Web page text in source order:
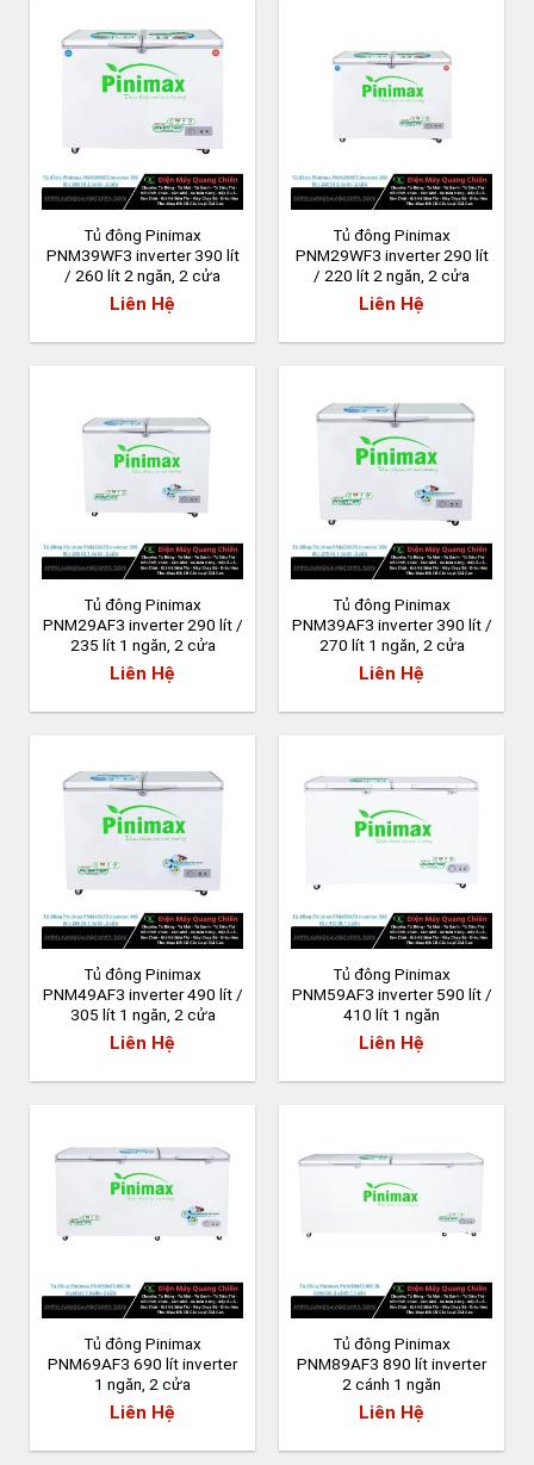
Tủ đông Pinimax
PNM39WF3 inverter 390 lít
/ 260 lít 2 ngăn, 2 cửa
Liên Hệ
Tủ đông Pinimax
PNM29WF3 inverter 290 lít
/ 220 lít 2 ngăn, 2 cửa
Liên Hệ
Tủ đông Pinimax
PNM29AF3 inverter 290 lít /
235 lít 1 ngăn, 2 cửa
Liên Hệ
Tủ đông Pinimax
PNM39AF3 inverter 390 lít /
270 lít 1 ngăn, 2 cửa
Liên Hệ
Tủ đông Pinimax
PNM49AF3 inverter 490 lít /
305 lít 1 ngăn, 2 cửa
Liên Hệ
Tủ đông Pinimax
PNM59AF3 inverter 590 lít /
410 lít 1 ngăn
Liên Hệ
Tủ đông Pinimax
PNM69AF3 690 lít inverter
1 ngăn, 2 cửa
Liên Hệ
Tủ đông Pinimax
PNM89AF3 890 lít inverter
2 cánh 1 ngăn
Liên Hệ